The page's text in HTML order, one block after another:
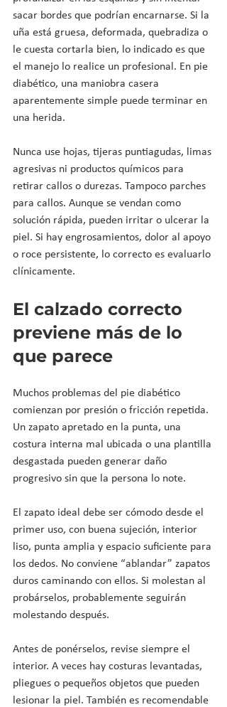
sacar bordes que podrían encarnarse. Si la
uña está gruesa, deformada, quebradiza o
le cuesta cortarla bien, lo indicado es que
el manejo lo realice un profesional. En pie
diabético, una maniobra casera
aparentemente simple puede terminar en
una herida.
Nunca use hojas, tijeras puntiagudas, limas
agresivas ni productos químicos para
retirar callos o durezas. Tampoco parches
para callos. Aunque se vendan como
solución rápida, pueden irritar o ulcerar la
piel. Si hay engrosamientos, dolor al apoyo
o roce persistente, lo correcto es evaluarlo
clínicamente.
El calzado correcto
previene más de lo
que parece
Muchos problemas del pie diabético
comienzan por presión o fricción repetida.
Un zapato apretado en la punta, una
costura interna mal ubicada o una plantilla
desgastada pueden generar daño
progresivo sin que la persona lo note.
El zapato ideal debe ser cómodo desde el
primer uso, con buena sujeción, interior
liso, punta amplia y espacio suficiente para
los dedos. No conviene “ablandar” zapatos
duros caminando con ellos. Si molestan al
probárselos, probablemente seguirán
molestando después.
Antes de ponérselos, revise siempre el
interior. A veces hay costuras levantadas,
pliegues o pequeños objetos que pueden
lesionar la piel. También es recomendable